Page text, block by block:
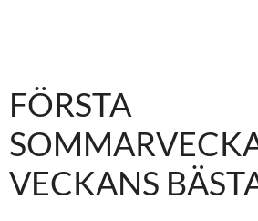
FÖRSTA
VECKANS